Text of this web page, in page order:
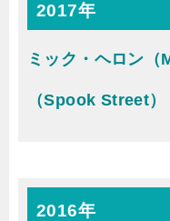
2017年
ミック・ヘロン（
（Spook Street）
2016年